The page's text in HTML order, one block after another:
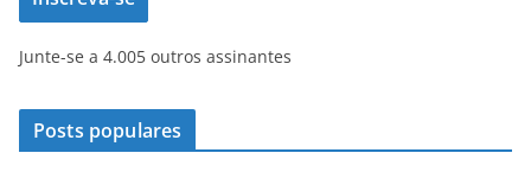
e
ç
d
e
Junte-se a 4.005 outros assinantes
Posts populares